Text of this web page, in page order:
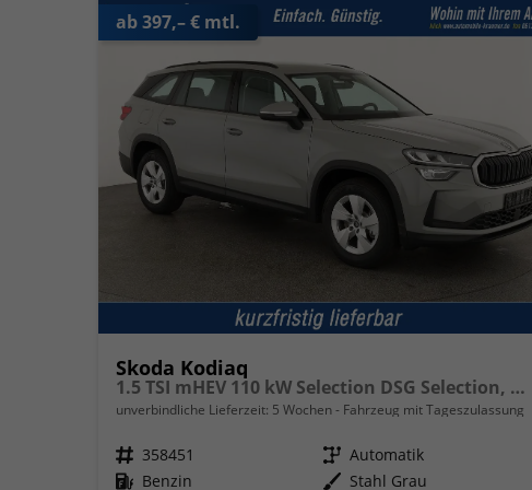
ab 397,– € mtl.
Skoda Kodiaq
1.5 TSI mHEV 110 kW Selection DSG Selection, AHK, Navi, Side, Kamera, Winter, 4 J.- Garantie
unverbindliche Lieferzeit: 5 Wochen Fahrzeug mit Tageszulassung
Fahrzeugnr. 358451 Getriebe Automatik
Kraftstoff Benzin Außenfarbe Stahl Grau